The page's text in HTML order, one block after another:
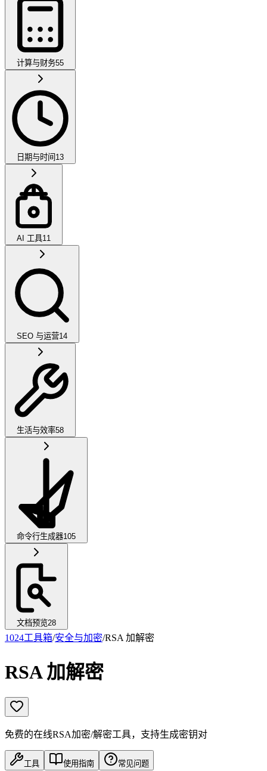
计算与财务55
日期与时间 13
AI 工具11
SEO 与运营14
生活与效率58
命令行生成器105
文档预览28
1024工具箱/安全与加密/RSA 加解密
RSA 加解密
免费的在线RSA加密/解密工具，支持生成密钥对
工具 使用指南 常见问题